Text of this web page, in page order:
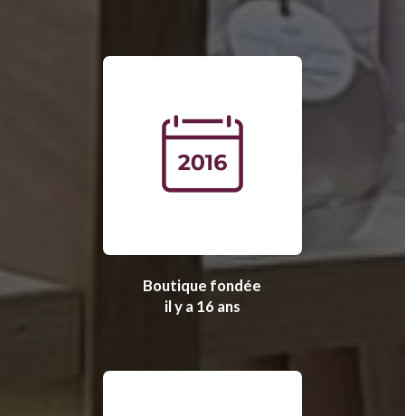
Boutique fondée
il y a 16 ans